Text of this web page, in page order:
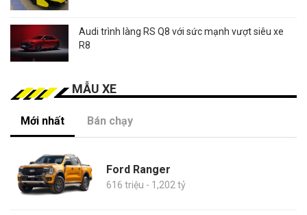
Audi trình làng RS Q8 với sức mạnh vượt siêu xe
R8
MẪU XE
Mới nhất Bán chạy
Ford Ranger
616 triệu - 1,202 tỷ